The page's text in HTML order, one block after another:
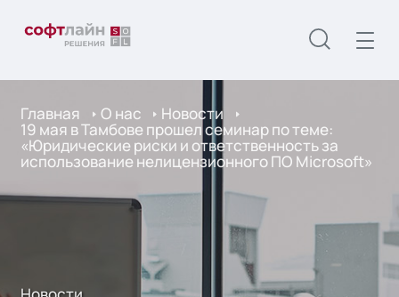
Главная О нас Новости
19 мая в Тамбове прошел семинар по теме:
«Юридические риски и ответственность за
использование нелицензионного ПО Microsoft»